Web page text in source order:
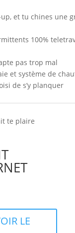
et tu chines une
100%
pas trop mal
et système de
de s’y planquer
te plaire
LE